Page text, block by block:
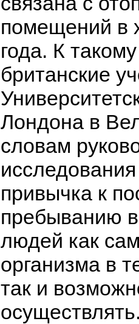
помещений в
года. К
британские
Лондона в
словам
привычка к
пребыванию
людей как
организма в
так и